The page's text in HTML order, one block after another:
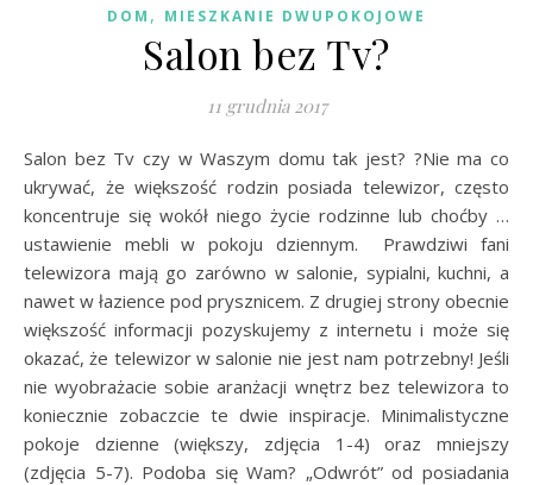
DOM , MIESZKANIE DWUPOKOJOWE
Salon bez Tv?
11 grudnia 2017
Salon bez Tv czy w Waszym domu tak jest? ?Nie ma co
ukrywać, że większość rodzin posiada telewizor, często
koncentruje się wokół niego życie rodzinne lub choćby …
ustawienie mebli w pokoju dziennym. Prawdziwi fani
telewizora mają go zarówno w salonie, sypialni, kuchni, a
nawet w łazience pod prysznicem. Z drugiej strony obecnie
większość informacji pozyskujemy z internetu i może się
okazać, że telewizor w salonie nie jest nam potrzebny! Jeśli
nie wyobrażacie sobie aranżacji wnętrz bez telewizora to
koniecznie zobaczcie te dwie inspiracje. Minimalistyczne
pokoje dzienne (większy, zdjęcia 1-4) oraz mniejszy
(zdjęcia 5-7). Podoba się Wam? „Odwrót” od posiadania